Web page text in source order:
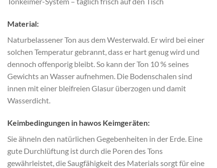
Material:
Naturbelassener Ton aus dem Westerwald. Er wird bei einer
solchen Temperatur gebrannt, dass er hart genug wird und
dennoch offenporig bleibt. So kann der Ton 10 % seines
Gewichts an Wasser aufnehmen. Die Bodenschalen sind
innen mit einer bleifreien Glasur überzogen und damit
Wasserdicht.
Keimbedingungen in hawos Keimgeräten:
Sie ähneln den natürlichen Gegebenheiten in der Erde. Eine
gute Durchlüftung ist durch die Poren des Tons
gewährleistet, die Saugfähigkeit des Materials sorgt für eine